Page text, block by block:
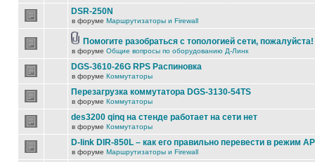
DSR-250N
в форуме Маршрутизаторы и Firewall
Помогите разобраться с топологией сети, пожалуйста!
в форуме Общие вопросы по оборудованию Д-Линк
DGS-3610-26G RPS Распиновка
в форуме Коммутаторы
Перезагрузка коммутатора DGS-3130-54TS
в форуме Коммутаторы
des3200 qinq на стенде работает на сети нет
в форуме Коммутаторы
D-link DIR-850L – как его правильно перевести в режим
в форуме Маршрутизаторы и Firewall